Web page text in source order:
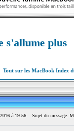
s'allume plus
Tout sur les MacBook Index
à 19:56 Sujet du message: